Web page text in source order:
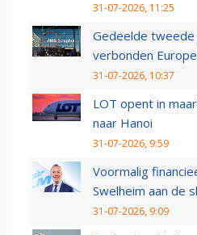
31-07-2026, 11:25
Gedeelde tweede
verbonden
31-07-2026, 10:37
LOT opent in
naar Hanoi
31-07-2026, 9:59
Voormalig
Swelheim aan de
31-07-2026, 9:09